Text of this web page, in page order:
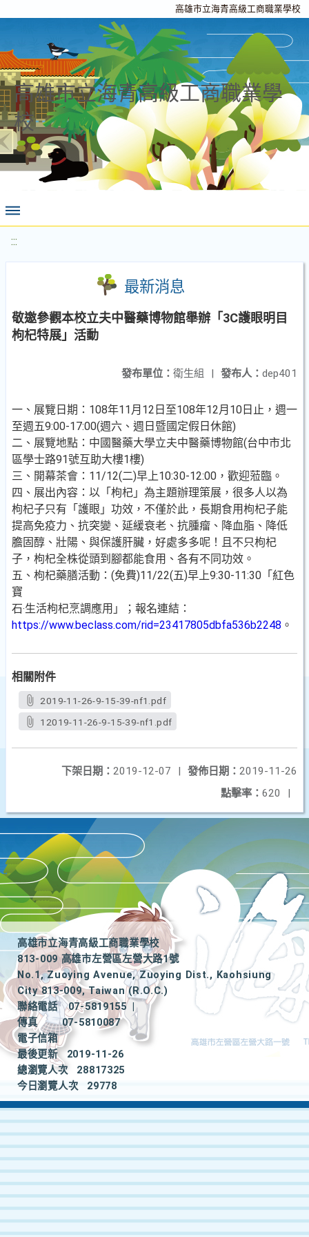
高雄市立海青高級工商職業學校
高雄市立海青高級工商職業學
校
:::
最新消息
敬邀參觀本校立夫中醫藥博物館舉辦「3C護眼明目
枸杞特展」活動
發布人： dep401
發布單位： 衛生組 |
一、展覽日期：108年11月12日至108年12月10日止，週一
至週五9:00-17:00(週六、週日暨國定假日休館)
二、展覽地點：中國醫藥大學立夫中醫藥博物館(台中市北
區學士路91號互助大樓1樓)
三、開幕茶會：11/12(二)早上10:30-12:00，歡迎蒞臨。
四、展出內容：以「枸杞」為主題辦理策展，很多人以為
枸杞子只有「護眼」功效，不僅於此，長期食用枸杞子能
提高免疫力、抗突變、延緩衰老、抗腫瘤、降血脂、降低
膽固醇、壯陽、與保護肝臟，好處多多呢！且不只枸杞
子，枸杞全株從頭到腳都能食用、各有不同功效。
五、枸杞藥膳活動：(免費)11/22(五)早上9:30-11:30「紅色
寶
石‧生活枸杞烹調應用」；報名連結：
https://www.beclass.com/rid=23417805dbfa536b2248 。
相關附件
2019-11-26-9-15-39-nf1.pdf
12019-11-26-9-15-39-nf1.pdf
發佈日期： 2019-11-26
下架日期： 2019-12-07
|
點擊率： 620 |
高雄市立海青高級工商職業學校
813-009 高雄市左營區左營大路1號
No.1, Zuoying Avenue, Zuoying Dist., Kaohsiung
City 813-009, Taiwan (R.O.C.)
聯絡電話
07-5819155
|
傳真
07-5810087
電子信箱
最後更新
2019-11-26
總瀏覽人次
28817325
今日瀏覽人次
29778